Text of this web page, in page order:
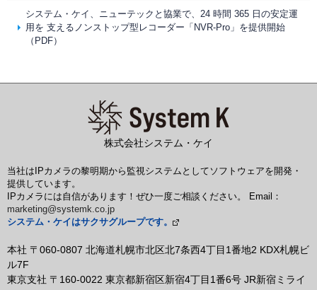
システム・ケイ、ニューテックと協業で、24 時間 365 日の安定運
用を 支えるノンストップ型レコーダー「NVR-Pro」を提供開始
（PDF）
株式会社システム・ケイ
当社はIPカメラの黎明期から監視システムとしてソフトウェアを開発・
提供しています。
IPカメラには自信があります！ぜひ一度ご相談ください。 Email：
marketing@systemk.co.jp
システム・ケイはサクサグループです。
本社 〒060-0807 北海道札幌市北区北7条西4丁目1番地2 KDX札幌ビ
ル7F
東京支社 〒160-0022 東京都新宿区新宿4丁目1番6号 JR新宿ミライ